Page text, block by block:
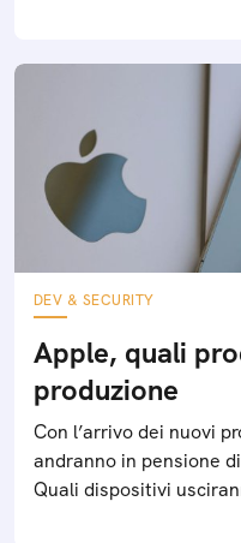
DEV & SECURITY
Apple, quali
produzione
Con l’arrivo dei nuovi
andranno in pensione
Quali dispositivi